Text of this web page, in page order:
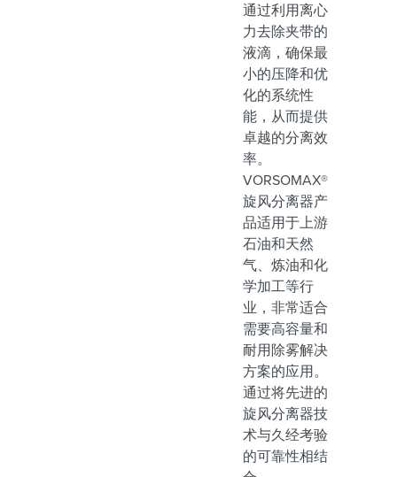
通过利用离心
力去除夹带的
液滴，确保最
小的压降和优
化的系统性
能，从而提供
卓越的分离效
率。
VORSOMAX®
旋风分离器产
品适用于上游
石油和天然
气、炼油和化
学加工等行
业，非常适合
需要高容量和
耐用除雾解决
方案的应用。
通过将先进的
旋风分离器技
术与久经考验
的可靠性相结